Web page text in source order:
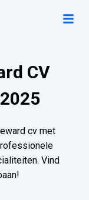
CV
cv met
Vind